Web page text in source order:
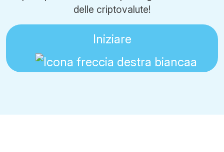
delle criptovalute!
Iniziare